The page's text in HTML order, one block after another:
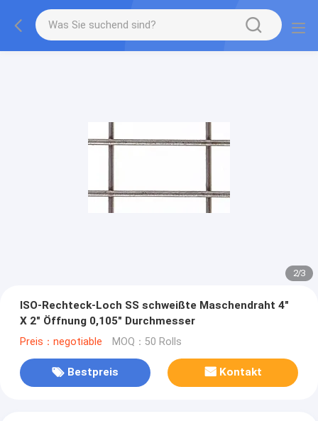
2/3
ISO-Rechteck-Loch SS schweißte Maschendraht 4"
X 2" Öffnung 0,105" Durchmesser
Preis：negotiable MOQ：50 Rolls
Bestpreis Kontakt